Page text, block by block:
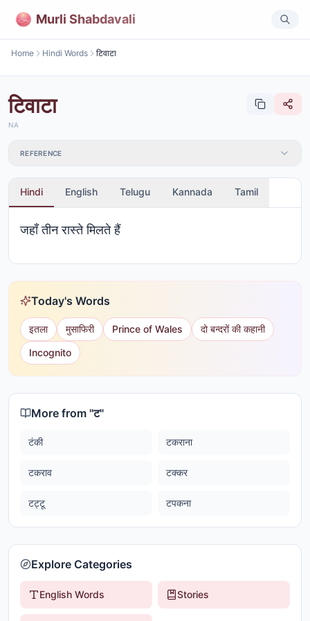
Murli Shabdavali
Home Hindi Words टिवाटा
टिवाटा
NA
REFERENCE
Hindi English Telugu Kannada Tamil
जहाँ तीन रास्ते मिलते हैं
Today's Words
इतला मुसाफिरी Prince of Wales
दो बन्दरों की कहानी
Incognito
More from "ट"
टंकी टकराना
टकराव टक्कर
टट्टू टपकना
Explore Categories
English Words Stories